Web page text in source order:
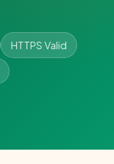
HTTPS Valid